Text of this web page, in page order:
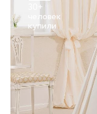
30+
человек